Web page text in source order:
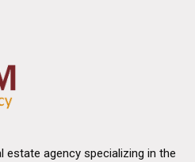
estate agency specializing in the